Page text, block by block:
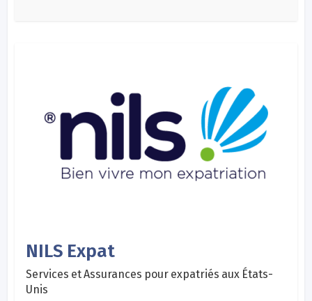
NILS Expat
Services et Assurances pour expatriés aux États-
Unis